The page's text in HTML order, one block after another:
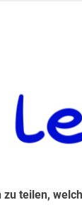
teilen,